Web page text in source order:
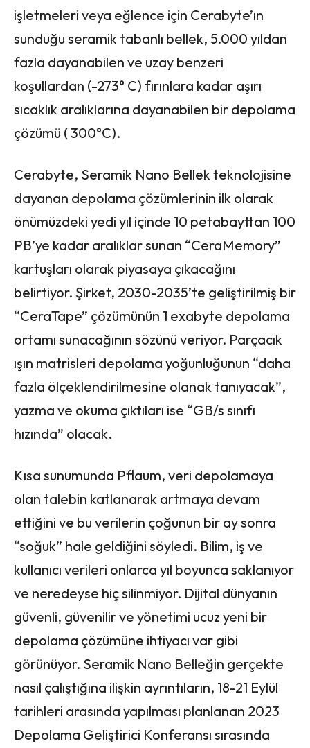
işletmeleri veya eğlence için Cerabyte’ın
sunduğu seramik tabanlı bellek, 5.000 yıldan
fazla dayanabilen ve uzay benzeri
koşullardan (-273° C) fırınlara kadar aşırı
sıcaklık aralıklarına dayanabilen bir depolama
çözümü ( 300°C).
Cerabyte, Seramik Nano Bellek teknolojisine
dayanan depolama çözümlerinin ilk olarak
önümüzdeki yedi yıl içinde 10 petabayttan 100
PB’ye kadar aralıklar sunan “CeraMemory”
kartuşları olarak piyasaya çıkacağını
belirtiyor. Şirket, 2030-2035’te geliştirilmiş bir
“CeraTape” çözümünün 1 exabyte depolama
ortamı sunacağının sözünü veriyor. Parçacık
ışın matrisleri depolama yoğunluğunun “daha
fazla ölçeklendirilmesine olanak tanıyacak”,
yazma ve okuma çıktıları ise “GB/s sınıfı
hızında” olacak.
Kısa sunumunda Pflaum, veri depolamaya
olan talebin katlanarak artmaya devam
ettiğini ve bu verilerin çoğunun bir ay sonra
“soğuk” hale geldiğini söyledi. Bilim, iş ve
kullanıcı verileri onlarca yıl boyunca saklanıyor
ve neredeyse hiç silinmiyor. Dijital dünyanın
güvenli, güvenilir ve yönetimi ucuz yeni bir
depolama çözümüne ihtiyacı var gibi
görünüyor. Seramik Nano Belleğin gerçekte
nasıl çalıştığına ilişkin ayrıntıların, 18-21 Eylül
tarihleri ​​arasında yapılması planlanan 2023
Depolama Geliştirici Konferansı sırasında